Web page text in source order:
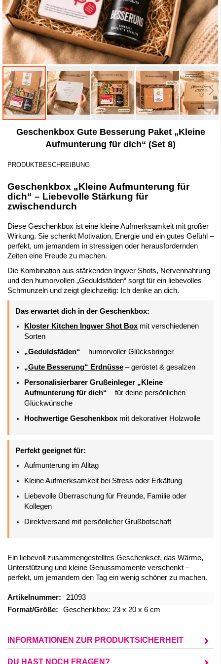
AnfangGeschenkbox Gute Besserung Paket „Kleine
Aufmunterung für dich“ (Set 8)
PRODUKTBESCHREIBUNG
Geschenkbox „Kleine Aufmunterung für
dich“ – Liebevolle Stärkung für
zwischendurch
Diese Geschenkbox ist eine kleine Aufmerksamkeit mit großer
Wirkung. Sie schenkt Motivation, Energie und ein gutes Gefühl –
perfekt, um jemandem in stressigen oder herausfordernden
Zeiten eine Freude zu machen.
Die Kombination aus stärkenden Ingwer Shots, Nervennahrung
und den humorvollen „Geduldsfäden“ sorgt für ein liebevolles
Schmunzeln und zeigt gleichzeitig: Ich denke an dich.
Das erwartet dich in der Geschenkbox:
Kloster Kitchen Ingwer Shot Box mit verschiedenen
Sorten
„Geduldsfäden“ – humorvoller Glücksbringer
„Gute Besserung“ Erdnüsse – geröstet & gesalzen
Personalisierbarer Grußeinleger „Kleine
Aufmunterung für dich“ – für deine persönlichen
Glückwünsche
Hochwertige Geschenkbox mit dekorativer Holzwolle
Perfekt geeignet für:
Aufmunterung im Alltag
Kleine Aufmerksamkeit bei Stress oder Erkältung
Liebevolle Überraschung für Freunde, Familie oder
Kollegen
Direktversand mit persönlicher Grußbotschaft
Ein liebevoll zusammengestelltes Geschenkset, das Wärme,
Unterstützung und kleine Genussmomente verschenkt –
perfekt, um jemandem den Tag ein wenig schöner zu machen.
Mehr
Informationen
21093
Geschenkbox: 23 x 20 x 6 cm
INFORMATIONEN ZUR PRODUKTSICHERHEIT
DU HAST NOCH FRAGEN?